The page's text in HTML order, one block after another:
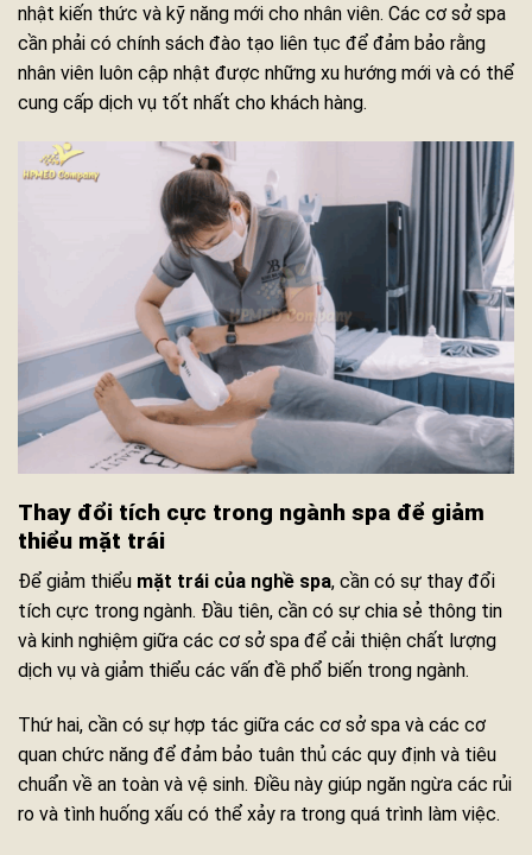
nhật kiến thức và kỹ năng mới cho nhân viên. Các cơ sở spa
cần phải có chính sách đào tạo liên tục để đảm bảo rằng
nhân viên luôn cập nhật được những xu hướng mới và có thể
cung cấp dịch vụ tốt nhất cho khách hàng.
Thay đổi tích cực trong ngành spa để giảm
thiểu mặt trái
Để giảm thiểu mặt trái của nghề spa, cần có sự thay đổi
tích cực trong ngành. Đầu tiên, cần có sự chia sẻ thông tin
và kinh nghiệm giữa các cơ sở spa để cải thiện chất lượng
dịch vụ và giảm thiểu các vấn đề phổ biến trong ngành.
Thứ hai, cần có sự hợp tác giữa các cơ sở spa và các cơ
quan chức năng để đảm bảo tuân thủ các quy định và tiêu
chuẩn về an toàn và vệ sinh. Điều này giúp ngăn ngừa các rủi
ro và tình huống xấu có thể xảy ra trong quá trình làm việc.